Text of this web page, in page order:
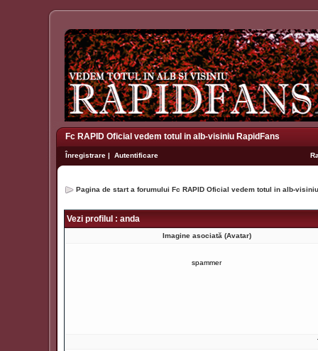
Fc RAPID Oficial vedem totul in alb-visiniu RapidFans
Înregistrare | Autentificare
Pagina de start a forumului Fc RAPID Oficial vedem totul in alb-
Vezi profilul : anda
Imagine asociată (Avatar)
spammer